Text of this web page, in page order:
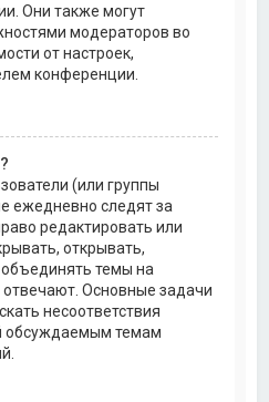
Они также могут
модераторов во
от настроек,
конференции.
(или группы
ежедневно следят за
редактировать или
открывать,
темы на
Основные задачи
несоответствия
обсуждаемым темам